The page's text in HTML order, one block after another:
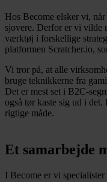
Hos Become elsker vi,
sjovere. Derfor er vi vilde
værktøj i forskellige
platformen Scratcher.io,
Vi tror på, at alle
bruge teknikkerne fra
Det er mest set i B2C-
også tør kaste sig ud i
rigtige måde.
Et samarbejde
I Become er vi